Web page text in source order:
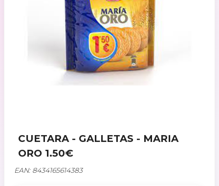
CUETARA - GALLETAS - MARIA
ORO 1.50€
EAN: 8434165614383